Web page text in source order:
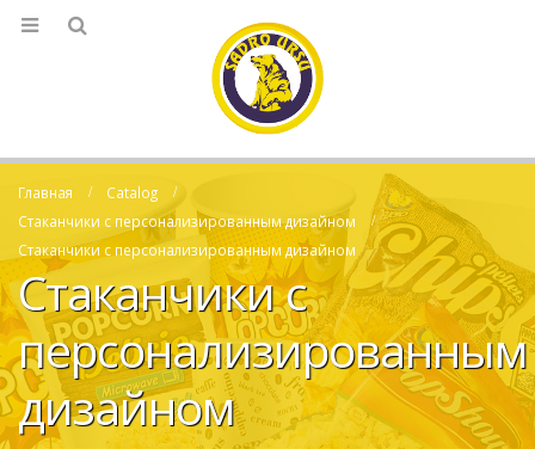
Главная
Catalog
Стаканчики с персонализированным дизайном
Стаканчики с персонализированным дизайном
Стаканчики с
персонализированным
дизайном